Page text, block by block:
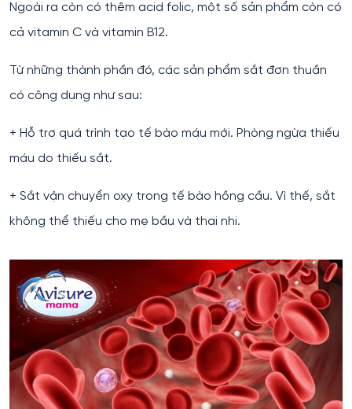
Ngoài ra còn có thêm acid folic, một số sản phẩm còn có
cả vitamin C và vitamin B12.
Từ những thành phần đó, các sản phẩm sắt đơn thuần
có công dụng như sau:
+ Hỗ trợ quá trình tạo tế bào máu mới. Phòng ngừa thiếu
máu do thiếu sắt.
+ Sắt vận chuyển oxy trong tế bào hồng cầu. Vì thế, sắt
không thể thiếu cho mẹ bầu và thai nhi.